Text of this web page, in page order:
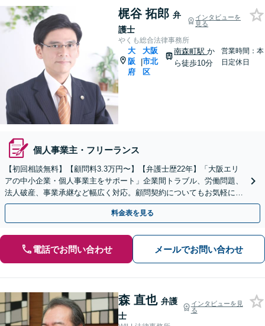
梶谷 拓郎 弁
護士
インタビューを
見る
やくも総合法律事務所
大
阪
府
|
大阪
市北
区
南森町駅か
ら徒歩10分
営業時間：本
日定休日
個人事業主・フリーランス
【初回相談無料】【顧問料3.3万円〜】【弁護士歴22年】「大阪エリ
アの中小企業・個人事業主をサポート」企業間トラブル、労働問題、
法人破産、事業承継など幅広く対応。顧問契約についてもお気軽にご
相談ください。【完全個室】【北浜駅徒歩10分】
料金表を見る
電話でお問い合わせ メールでお問い合わせ
森 直也 弁護
士
インタビューを見
る